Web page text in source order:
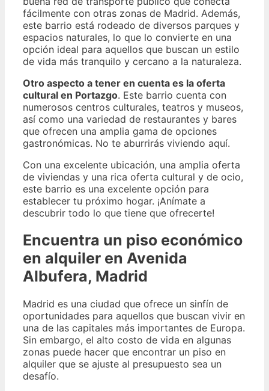
fácilmente con otras zonas de Madrid. Además,
este barrio está rodeado de diversos parques y
espacios naturales, lo que lo convierte en una
opción ideal para aquellos que buscan un estilo
de vida más tranquilo y cercano a la naturaleza.
Otro aspecto a tener en cuenta es la oferta
cultural en Portazgo. Este barrio cuenta con
numerosos centros culturales, teatros y museos,
así como una variedad de restaurantes y bares
que ofrecen una amplia gama de opciones
gastronómicas. No te aburrirás viviendo aquí.
Con una excelente ubicación, una amplia oferta
de viviendas y una rica oferta cultural y de ocio,
este barrio es una excelente opción para
establecer tu próximo hogar. ¡Anímate a
descubrir todo lo que tiene que ofrecerte!
Encuentra un piso económico
en alquiler en Avenida
Albufera, Madrid
Madrid es una ciudad que ofrece un sinfín de
oportunidades para aquellos que buscan vivir en
una de las capitales más importantes de Europa.
Sin embargo, el alto costo de vida en algunas
zonas puede hacer que encontrar un piso en
alquiler que se ajuste al presupuesto sea un
desafío.